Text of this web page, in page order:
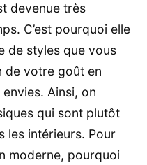
devenue très
C’est pourquoi elle
de styles que vous
de votre goût en
Ainsi, on
qui sont plutôt
les intérieurs. Pour
moderne, pourquoi